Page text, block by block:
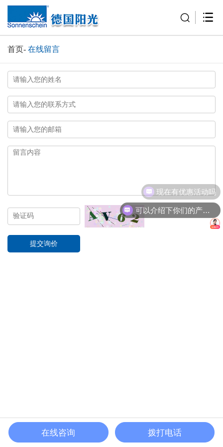
首页- 在线留言
首页 联系
可以介绍下你们的产品么
现在有优惠活动吗
在线咨询 拨打电话